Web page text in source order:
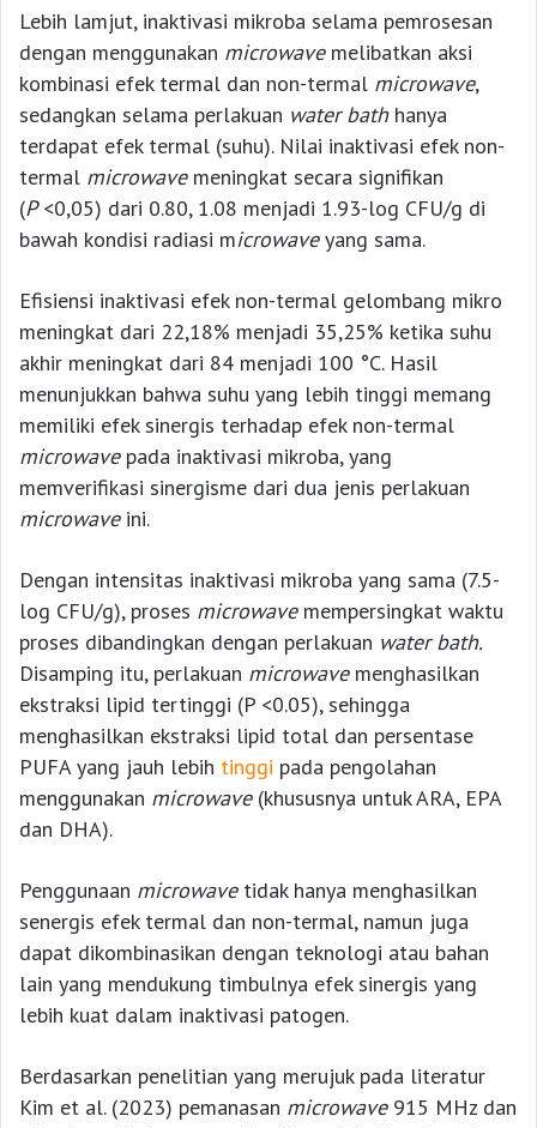
Lebih lamjut, inaktivasi mikroba selama pemrosesan
dengan menggunakan microwavemelibatkan aksi
kombinasi efek termal dan non-termal microwave,
sedangkan selama perlakuan water bathhanya
terdapat efek termal (suhu). Nilai inaktivasi efek non-
termal microwavemeningkat secara signifikan
(P<0,05) dari 0.80, 1.08 menjadi 1.93-log CFU/g di
bawah kondisi radiasi microwaveyang sama.
Efisiensi inaktivasi efek non-termal gelombang mikro
meningkat dari 22,18% menjadi 35,25% ketika suhu
akhir meningkat dari 84 menjadi 100 °C. Hasil
menunjukkan bahwa suhu yang lebih tinggi memang
memiliki efek sinergis terhadap efek non-termal
microwavepada inaktivasi mikroba, yang
memverifikasi sinergisme dari dua jenis perlakuan
microwaveini.
Dengan intensitas inaktivasi mikroba yang sama (7.5-
log CFU/g), proses microwavemempersingkat waktu
proses dibandingkan dengan perlakuan water bath.
Disamping itu, perlakuan microwave menghasilkan
ekstraksi lipid tertinggi (P <0.05), sehingga
menghasilkan ekstraksi lipid total dan persentase
PUFA yang jauh lebih tinggi pada pengolahan
menggunakan microwave (khususnya untuk ARA, EPA
dan DHA).
Penggunaan microwave tidak hanya menghasilkan
senergis efek termal dan non-termal, namun juga
dapat dikombinasikan dengan teknologi atau bahan
lain yang mendukung timbulnya efek sinergis yang
lebih kuat dalam inaktivasi patogen.
Berdasarkan penelitian yang merujuk pada literatur
Kim et al. (2023) pemanasan microwave 915 MHz dan